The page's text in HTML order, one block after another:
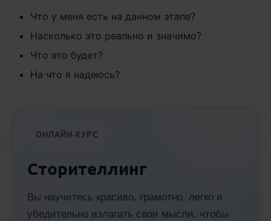
Что у меня есть на данном этапе?
Насколько это реально и значимо?
Что это будет?
На что я надеюсь?
ОНЛАЙН-КУРС
Сторителлинг
Вы научитесь красиво, грамотно, легко и
убедительно излагать свои мысли, чтобы